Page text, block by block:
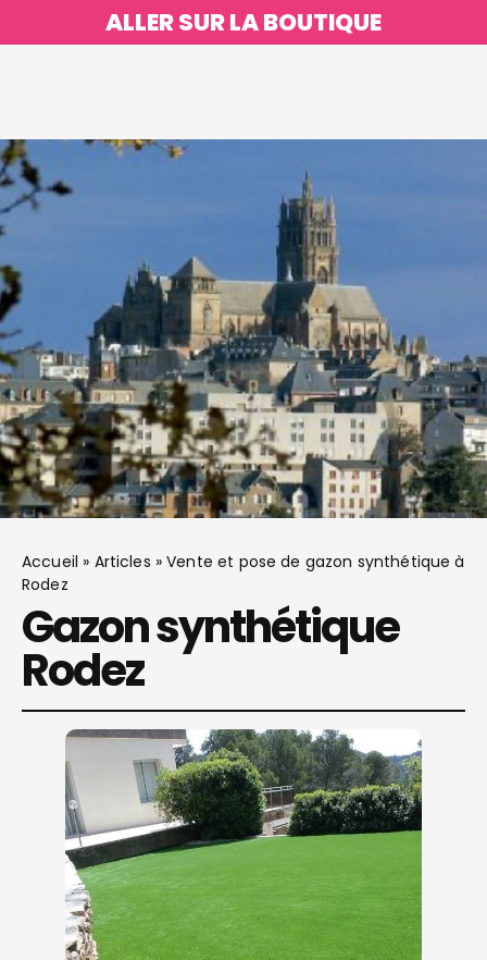
ALLER SUR LA BOUTIQUE
Accueil » Articles »Vente et pose de gazon synthétique à
Rodez
Gazon synthétique
Rodez